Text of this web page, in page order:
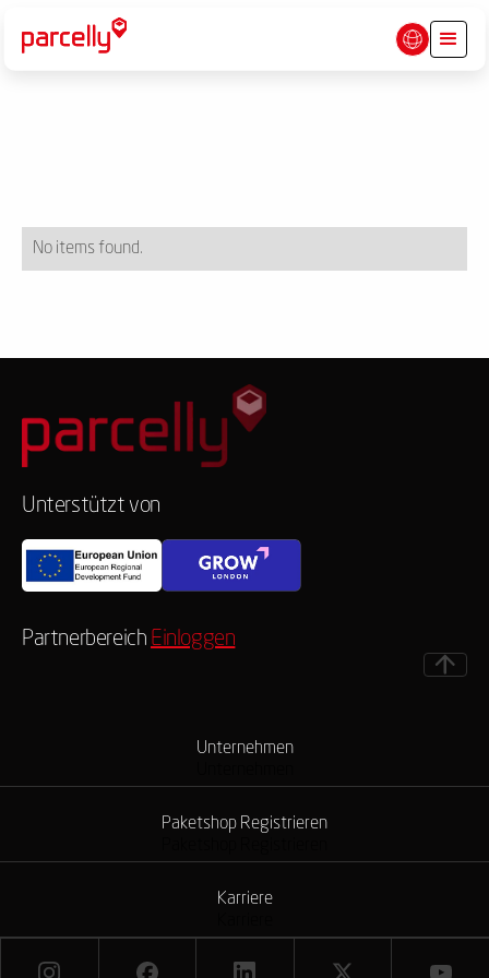
No items found.
Unterstützt von
Partnerbereich Einloggen
Unternehmen
Paketshop Registrieren
Karriere